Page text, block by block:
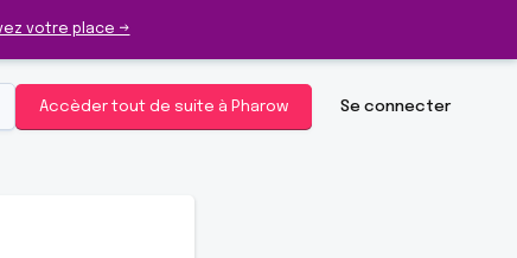
votre place →
Accèder tout de suite à Pharow Se connecter